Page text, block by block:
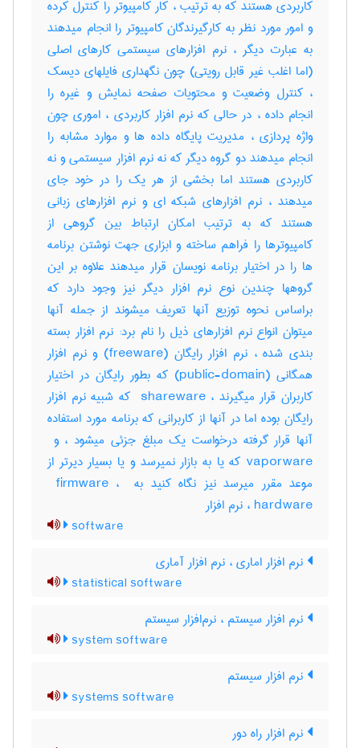
کاربردی هستند که به ترتیب ، کار کامپیوتر را کنترل کرده
و امور مورد نظر به کارگیرندگان کامپیوتر را انجام میدهند
به عبارت دیگر ، نرم افزارهای سیستمی کارهای اصلی
(اما اغلب غیر قابل رویتی) چون نگهداری فایلهای دیسک
، کنترل وضعیت و محتویات صفحه نمایش و غیره را
انجام داده ، در حالی که نرم افزار کاربردی ، اموری چون
واژه پردازی ، مدیریت پایگاه داده ها و موارد مشابه را
انجام میدهند دو گروه دیگر که نه نرم افزار سیستمی و نه
کاربردی هستند اما بخشی از هر یک را در خود جای
میدهند ، نرم افزارهای شبکه ای و نرم افزارهای زبانی
هستند که به ترتیب امکان ارتباط بین گروهی از
کامپیوترها را فراهم ساخته و ابزاری جهت نوشتن برنامه
ها را در اختیار برنامه نویسان قرار میدهند علاوه بر این
گروهها چندین نوع نرم افزار دیگر نیز وجود دارد که
براساس نحوه توزیع آنها تعریف میشوند از جمله آنها
میتوان انواع نرم افزارهای ذیل را نام برد: نرم افزار بسته
بندی شده ، نرم افزار رایگان (‎freeware) و نرم افزار
همگانی (‎public-domain) که بطور رایگان در اختیار
کاربران قرار میگیرند ، ‎ shareware که شبیه نرم افزار
رایگان بوده اما در آنها از کاربرانی که برنامه مورد استفاده
vaporware که یا به بازار نمیرسد و یا بسیار دیرتر از
موعد مقرر میرسد نیز نگاه کنید به ‎ firmware ، ‎
hardware ، نرم ‌افزار
software
نرم افزار اماری ، نرم افزار آماری
statistical software
نرم افزار سیستم ، نرم‌افزار سیستم
system software
نرم افزار سیستم
systems software
نرم افزار راه دور